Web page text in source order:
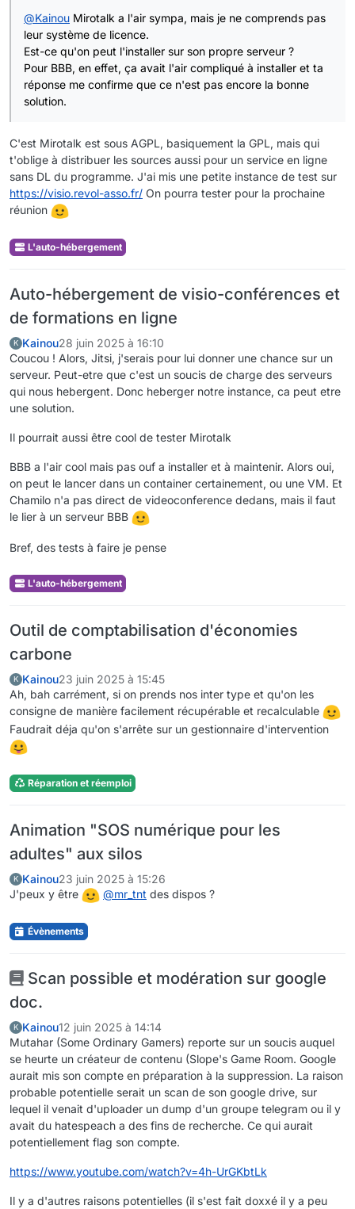
Windows:
win10
WorkingDir:
''
data:
run_in_terminal:
false
session_arguments:
''
exit
fi
echo "Téléchargement de Rustdesk depuis : $DEB_URL
curl -LO " $DEB_URL "
# installation maggle. Le apt install -f est là pour
echo
"Installation de $DEB_FILE"
sudo dpkg -i "$DEB_FILE" || sudo apt install -f -y
rm -rf "$TMP_DIR"
@Kainou Mirotalk a l'air sympa, mais je ne comprends pas
leur système de licence.
Est-ce qu'on peut l'installer sur son propre serveur ?
Pour BBB, en effet, ça avait l'air compliqué à installer et ta
réponse me confirme que ce n'est pas encore la bonne
solution.
C'est Mirotalk est sous AGPL, basiquement la GPL, mais qui
t'oblige à distribuer les sources aussi pour un service en ligne
sans DL du programme. J'ai mis une petite instance de test sur
https://visio.revol-asso.fr/ On pourra tester pour la prochaine
réunion
L'auto-hébergement
Auto-hébergement de visio-conférences et
de formations en ligne
K Kainou28 juin 2025 à 16:10
Coucou ! Alors, Jitsi, j'serais pour lui donner une chance sur un
serveur. Peut-etre que c'est un soucis de charge des serveurs
qui nous hebergent. Donc heberger notre instance, ca peut etre
une solution.
Il pourrait aussi être cool de tester Mirotalk
BBB a l'air cool mais pas ouf a installer et à maintenir. Alors oui,
on peut le lancer dans un container certainement, ou une VM. Et
Chamilo n'a pas direct de videoconference dedans, mais il faut
le lier à un serveur BBB
Bref, des tests à faire je pense
L'auto-hébergement
Outil de comptabilisation d'économies
carbone
K Kainou23 juin 2025 à 15:45
Ah, bah carrément, si on prends nos inter type et qu'on les
consigne de manière facilement récupérable et recalculable
Faudrait déja qu'on s'arrête sur un gestionnaire d'intervention
Réparation et réemploi
Animation "SOS numérique pour les
adultes" aux silos
K Kainou23 juin 2025 à 15:26
J'peux y être
@mr_tnt des dispos ?
Évènements
Scan possible et modération sur google
doc.
K Kainou12 juin 2025 à 14:14
Mutahar (Some Ordinary Gamers) reporte sur un soucis auquel
se heurte un créateur de contenu (Slope's Game Room. Google
aurait mis son compte en préparation à la suppression. La raison
probable potentielle serait un scan de son google drive, sur
lequel il venait d'uploader un dump d'un groupe telegram ou il y
avait du hatespeach a des fins de recherche. Ce qui aurait
potentiellement flag son compte.
https://www.youtube.com/watch?v=4h-UrGKbtLk
Il y a d'autres raisons potentielles (il s'est fait doxxé il y a peu